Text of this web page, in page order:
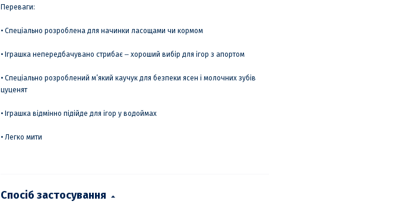
Переваги:
• Спеціально розроблена для начинки ласощами чи кормом
• Іграшка непередбачувано стрибає ‒ хороший вибір для ігор з апортом
• Спеціально розроблений м’який каучук для безпеки ясен і молочних зубів
цуценят
• Іграшка відмінно підійде для ігор у водоймах
• Легко мити
Спосіб застосування